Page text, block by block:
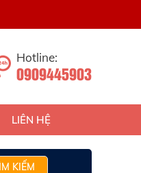
Hotline:
0909445903
LIÊN HỆ
KIẾM